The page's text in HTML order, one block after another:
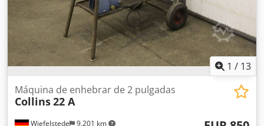
1 / 13
Wiefelstede 9,201 km
Máquina de enhebrar de 2 pulgadas
Collins22 A